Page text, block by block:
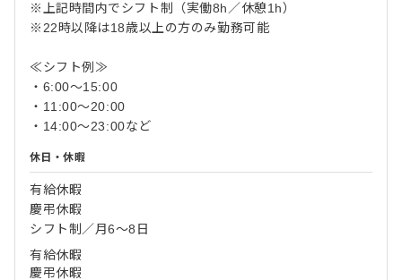
※上記時間内でシフト制（実働8h／休憩1h）
※22時以降は18歳以上の方のみ勤務可能
≪シフト例≫
・6:00～15:00
・11:00～20:00
・14:00～23:00など
休日・休暇
有給休暇
慶弔休暇
シフト制／月6～8日
有給休暇
慶弔休暇